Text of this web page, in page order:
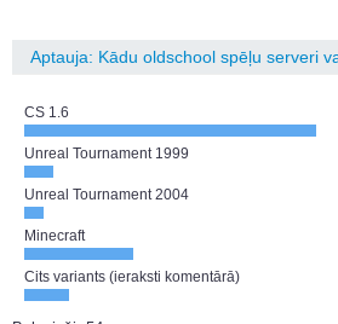
Aptauja: Kādu oldschool spēļu serveri
CS 1.6
Unreal Tournament 1999
Unreal Tournament 2004
Minecraft
Cits variants (ieraksti komentārā)